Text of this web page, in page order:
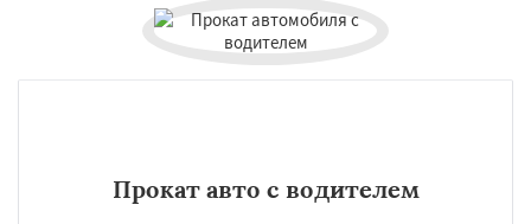
Прокат авто с водителем